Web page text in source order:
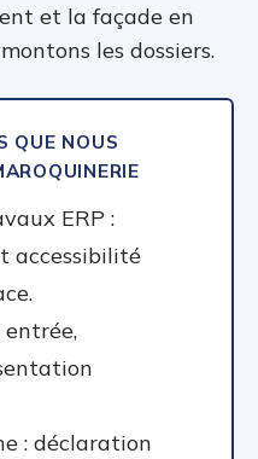
et la façade en
les dossiers.
QUE NOUS
ERP :
accessibilité
entrée,
: déclaration